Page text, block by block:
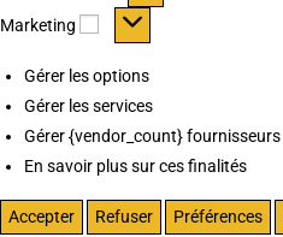
Marketing Marketing
Gérer les options
Gérer les services
Gérer {vendor_count} fournisseurs
En savoir plus sur ces finalités
Accepter Refuser Préférences